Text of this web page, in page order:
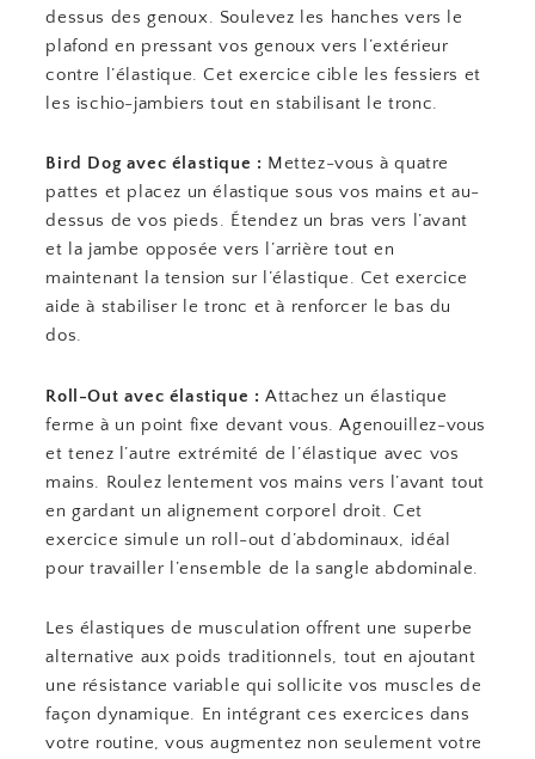
dessus des genoux. Soulevez les hanches vers le
plafond en pressant vos genoux vers l’extérieur
contre l’élastique. Cet exercice cible les fessiers et
les ischio-jambiers tout en stabilisant le tronc.
Bird Dog avec élastique : Mettez-vous à quatre
pattes et placez un élastique sous vos mains et au-
dessus de vos pieds. Étendez un bras vers l’avant
et la jambe opposée vers l’arrière tout en
maintenant la tension sur l’élastique. Cet exercice
aide à stabiliser le tronc et à renforcer le bas du
dos.
Roll-Out avec élastique : Attachez un élastique
ferme à un point fixe devant vous. Agenouillez-vous
et tenez l’autre extrémité de l’élastique avec vos
mains. Roulez lentement vos mains vers l’avant tout
en gardant un alignement corporel droit. Cet
exercice simule un roll-out d’abdominaux, idéal
pour travailler l’ensemble de la sangle abdominale.
Les élastiques de musculation offrent une superbe
alternative aux poids traditionnels, tout en ajoutant
une résistance variable qui sollicite vos muscles de
façon dynamique. En intégrant ces exercices dans
votre routine, vous augmentez non seulement votre